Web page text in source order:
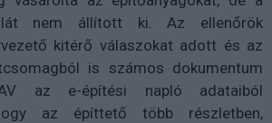
nem állított ki. Az ellenőrök
kitérő válaszokat adott és az
is számos dokumentum
az e-építési napló adataiból
az építtető több részletben,